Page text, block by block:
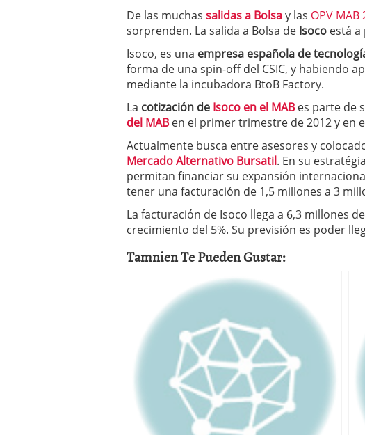
de abril
de 2026
Comparativa Costes vs Agilidad:
acelera la rentabilidad? 12 de
Meses sin intereses: Cómo
compras 24 de noviembre de 2025
Planificar tu herencia también es
a los costes 21 de noviembre de
¿Cuánto cuesta un software punto
De las muchas salidas a Bolsay las OPV MAB
sorprenden. La salida a Bolsa de Isoco está
Isoco, es una empresa española de
forma de una spin-off del CSIC, y habiendo
mediante la incubadora BtoB Factory.
La cotización de Isoco en el MABes parte de
del MABen el primer trimestre de 2012 y en
Actualmente busca entre asesores y
Mercado Alternativo Bursatil. En su
permitan financiar su expansión
tener una facturación de 1,5 millones a 3
La facturación de Isoco llega a 6,3 millones
crecimiento del 5%. Su previsión es poder
Tamnien Te Pueden Gustar: